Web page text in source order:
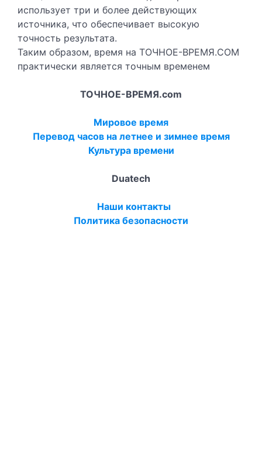
использует три и более действующих
источника, что обеспечивает высокую
точность результата.
Таким образом, время на ТОЧНОЕ-ВРЕМЯ.COM
практически является точным временем
ТОЧНОЕ-ВРЕМЯ.com
Мировое время
Перевод часов на летнее и зимнее время
Культура времени
Duatech
Наши контакты
Политика безопасности